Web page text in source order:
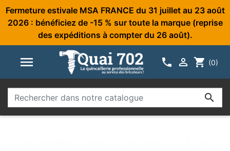
Fermeture estivale MSA FRANCE du 31 juillet au 23 août
2026 : bénéficiez de -15 % sur toute la marque (reprise
des expéditions à compter du 26 août).
   shopping_cart (0)
